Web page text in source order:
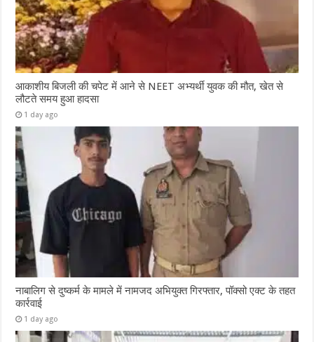
आकाशीय बिजली की चपेट में आने से NEET अभ्यर्थी युवक की मौत, खेत से
लौटते समय हुआ हादसा
1 day ago
नाबालिग से दुष्कर्म के मामले में नामजद अभियुक्त गिरफ्तार, पॉक्सो एक्ट के तहत
कार्रवाई
1 day ago